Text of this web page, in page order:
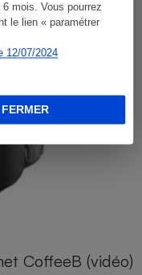
mois. Vous pourrez
le lien « paramétrer
12/07/2024
CoffeeB (vidéo)